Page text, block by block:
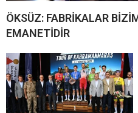
ÖKSÜZ: FABRİKALAR
EMANETİDİR